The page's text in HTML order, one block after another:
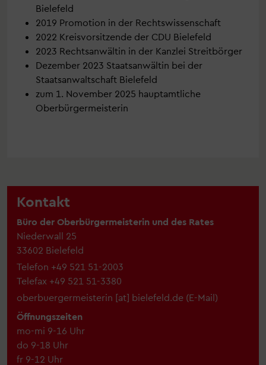
Bielefeld
2019 Promotion in der Rechtswissenschaft
2022 Kreisvorsitzende der CDU Bielefeld
2023 Rechtsanwältin in der Kanzlei Streitbörger
Dezember 2023 Staatsanwältin bei der
Staatsanwaltschaft Bielefeld
zum 1. November 2025 hauptamtliche
Oberbürgermeisterin
Kontakt
Büro der Oberbürgermeisterin und des Rates
Niederwall 25
33602 Bielefeld
Telefon +49 521 51-2003
Telefax +49 521 51-3380
oberbuergermeisterin [at] bielefeld.de (E-Mail)
Öffnungszeiten
mo-mi 9-16 Uhr
do 9-18 Uhr
fr 9-12 Uhr